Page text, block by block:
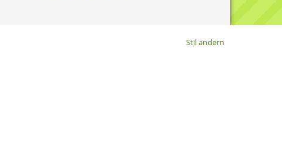
Stil ändern